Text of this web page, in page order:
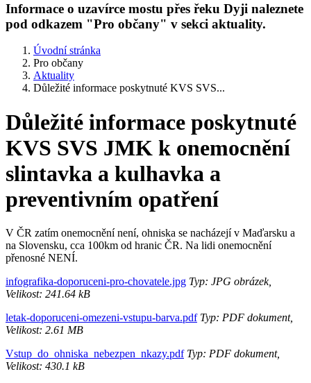
Informace o uzavírce mostu přes řeku Dyji naleznete
pod odkazem "Pro občany" v sekci aktuality.
Úvodní stránka
Pro občany
Aktuality
Důležité informace poskytnuté KVS SVS...
Důležité informace poskytnuté
KVS SVS JMK k onemocnění
slintavka a kulhavka a
preventivním opatření
V ČR zatím onemocnění není, ohniska se nacházejí v Maďarsku a
na Slovensku, cca 100km od hranic ČR. Na lidi onemocnění
přenosné NENÍ.
infografika-doporuceni-pro-chovatele.jpg Typ: JPG obrázek,
Velikost: 241.64 kB
letak-doporuceni-omezeni-vstupu-barva.pdfTyp: PDF dokument,
Velikost: 2.61 MB
Vstup_do_ohniska_nebezpen_nkazy.pdfTyp: PDF dokument,
Velikost: 430.1 kB